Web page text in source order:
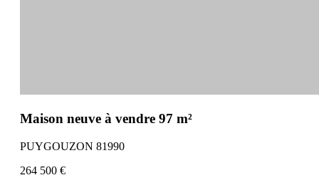
Maison neuve à vendre 97 m²
PUYGOUZON 81990
264 500 €